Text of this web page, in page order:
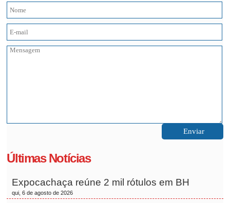
Últimas Notícias
Expocachaça reúne 2 mil rótulos em BH
qui, 6 de agosto de 2026